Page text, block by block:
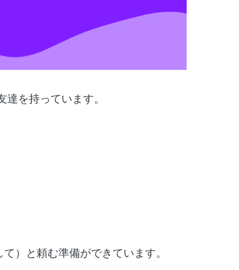
を持っています。
）と頼む準備ができています。